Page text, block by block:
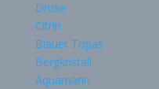
Druse
Citrin
Blauer Topas
Bergkristall
Aquamarin